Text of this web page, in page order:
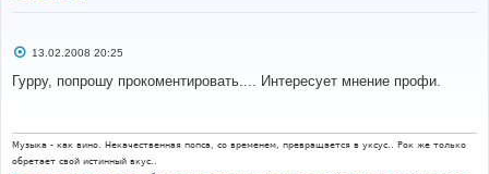
С
о
б
и
13.02.2008 20:25
Гурру, попрошу прокоментировать.... Интересует мнение профи.
Музыка - как вино. Некачественная попса, со временем, превращается в уксус.. Рок же только
обретает свой истинный вкус..